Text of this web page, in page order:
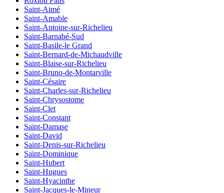
Saint-Aimé
Saint-Amable
Saint-Antoine-sur-Richelieu
Saint-Barnabé-Sud
Saint-Basile-le Grand
Saint-Bernard-de-Michaudville
Saint-Blaise-sur-Richelieu
Saint-Bruno-de-Montarville
Saint-Césaire
Saint-Charles-sur-Richelieu
Saint-Chrysostome
Saint-Clet
Saint-Constant
Saint-Damase
Saint-David
Saint-Denis-sur-Richelieu
Saint-Dominique
Saint-Hubert
Saint-Hugues
Saint-Hyacinthe
Saint-Jacques-le-Mineur